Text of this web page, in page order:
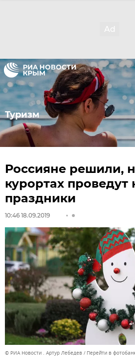
Туризм
Россияне решили,
курортах проведут
праздники
10:46 18.09.2019
© РИА Новости . Артур Лебедев Перейти в